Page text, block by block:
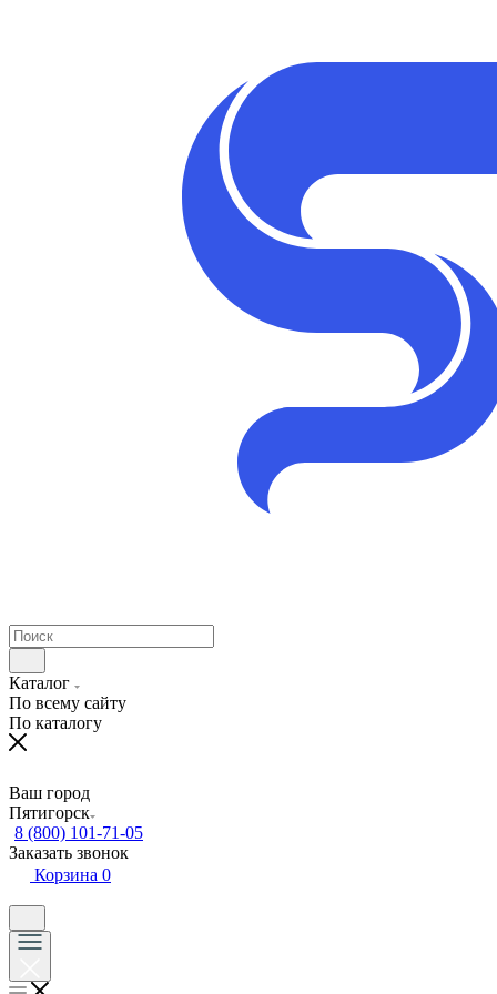
Каталог
По всему сайту
По каталогу
Ваш город
Пятигорск
8 (800) 101-71-05
Заказать звонок
Корзина 0